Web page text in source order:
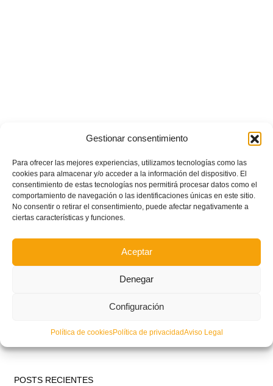
Gestionar consentimiento
Para ofrecer las mejores experiencias, utilizamos tecnologías como las
cookies para almacenar y/o acceder a la información del dispositivo. El
consentimiento de estas tecnologías nos permitirá procesar datos como el
comportamiento de navegación o las identificaciones únicas en este sitio.
No consentir o retirar el consentimiento, puede afectar negativamente a
ciertas características y funciones.
Aceptar
Denegar
Configuración
Política de cookiesPolítica de privacidadAviso Legal
POSTS RECIENTES